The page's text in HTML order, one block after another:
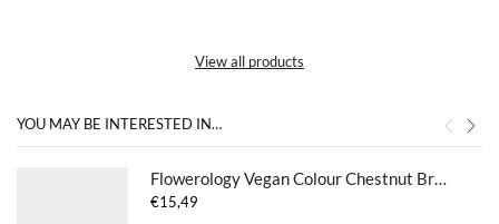
View all products
YOU MAY BE INTERESTED IN…
Flowerology Vegan Colour Chestnut Brown 5.34
€15,49